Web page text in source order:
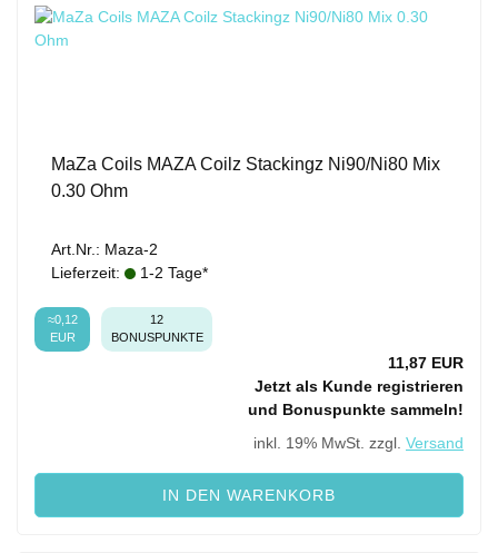
MaZa Coils MAZA Coilz Stackingz Ni90/Ni80 Mix
0.30 Ohm
Art.Nr.: Maza-2
Lieferzeit:
1-2 Tage*
12
BONUSPUNKTE
≈0,12
EUR
11,87 EUR
Jetzt als Kunde registrieren
und Bonuspunkte sammeln!
inkl. 19% MwSt. zzgl. Versand
IN DEN WARENKORB